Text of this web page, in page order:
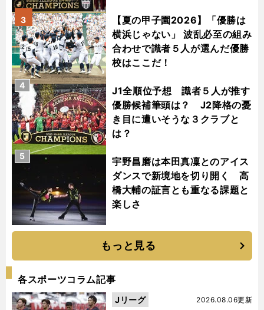
【夏の甲子園2026】「優勝は
横浜じゃない」 波乱必至の組み
合わせで識者５人が選んだ優勝
校はここだ！
3
J1全順位予想 識者５人が推す
優勝候補筆頭は？ J2降格の憂
き目に遭いそうな３クラブと
は？
4
宇野昌磨は本田真凜とのアイス
ダンスで新境地を切り開く 高
橋大輔の証言とも重なる課題と
楽しさ
5
もっと見る
各スポーツコラム記事
2026.08.06更新
Jリーグ